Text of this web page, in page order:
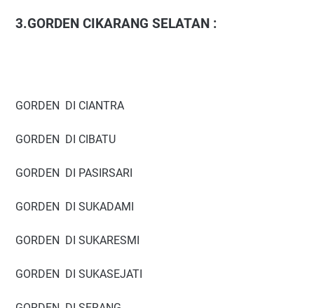
3.GORDEN CIKARANG SELATAN :
GORDEN DI CIANTRA
GORDEN DI CIBATU
GORDEN DI PASIRSARI
GORDEN DI SUKADAMI
GORDEN DI SUKARESMI
GORDEN DI SUKASEJATI